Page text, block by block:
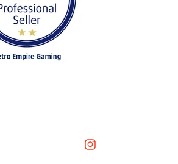
Instagram